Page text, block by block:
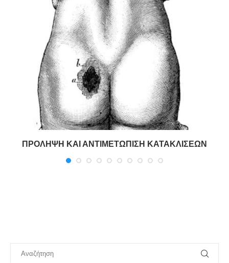
ΠΡΟΛΗΨΗ ΚΑΙ ΑΝΤΙΜΕΤΩΠΙΣΗ ΚΑΤΑΚΛΙΣΕΩΝ